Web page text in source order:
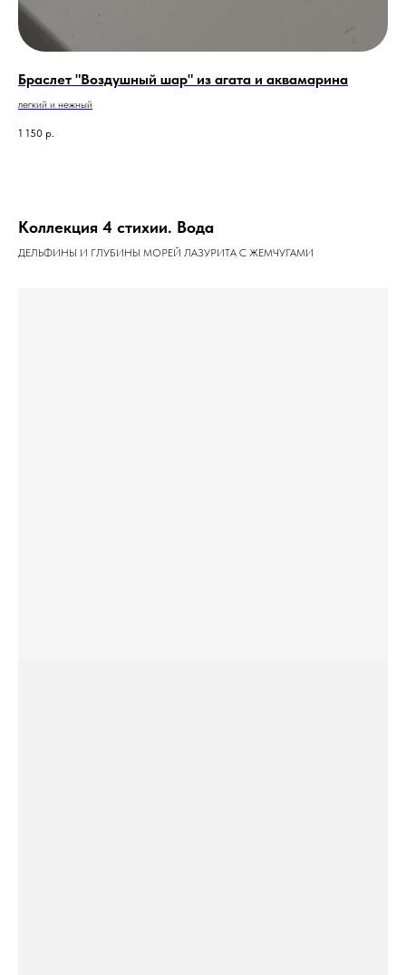
Браслет "Воздушный шар" из агата и аквамарина
легкий и нежный
1 150 р.
Коллекция 4 стихии. Вода
ДЕЛЬФИНЫ И ГЛУБИНЫ МОРЕЙ ЛАЗУРИТА С ЖЕМЧУГАМИ